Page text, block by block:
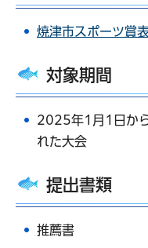
焼津市スポーツ賞
対象期間
2025年1月1日か
れた大会
提出書類
推薦書